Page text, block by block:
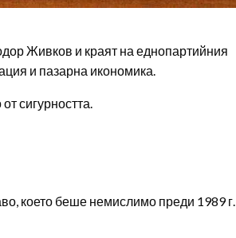
Живков и краят на еднопартийния
и пазарна икономика.
сигурността.
което беше немислимо преди 1989 г.